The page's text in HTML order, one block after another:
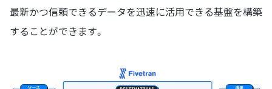
最新かつ信頼できるデータを迅速に活用できる基盤を構築
することができます。